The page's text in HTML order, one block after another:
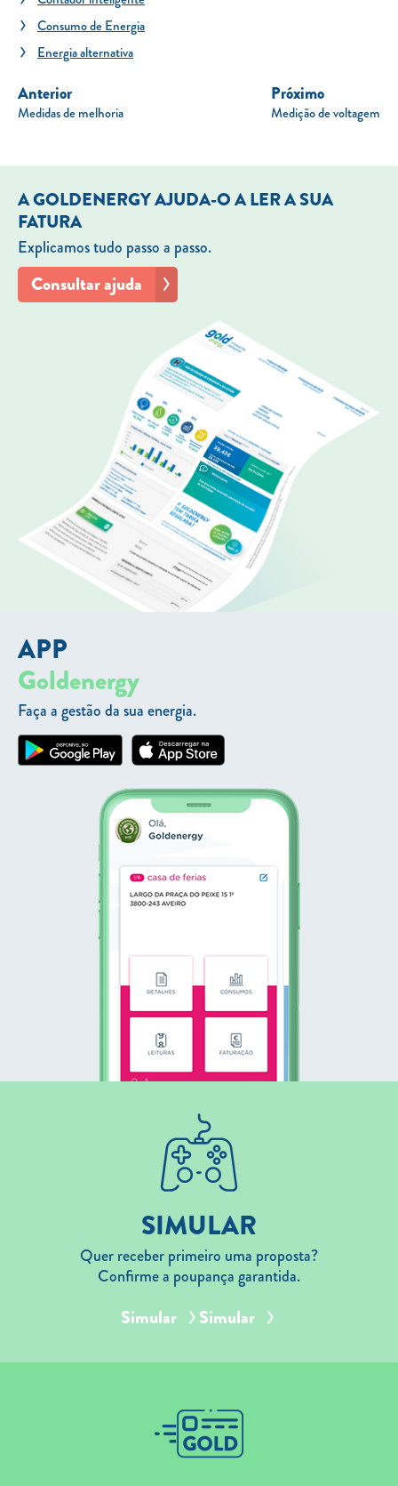
Consumo de Energia
Energia alternativa
Anterior
Medidas de melhoria
Próximo
Medição de voltagem
A GOLDENERGY AJUDA-O A LER A SUA
FATURA
Explicamos tudo passo a passo.
Consultar ajuda
APP
Goldenergy
Faça a gestão da sua energia.
SIMULAR
Quer receber primeiro uma proposta?
Confirme a poupança garantida.
Simular Simular